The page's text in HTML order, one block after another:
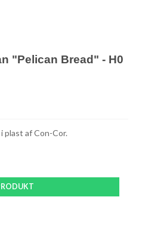
"Pelican Bread" - H0
plast af Con-Cor.